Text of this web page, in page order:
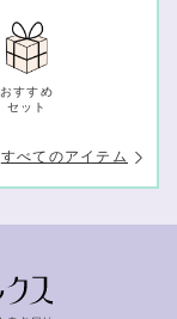
おすすめ
セット
すべてのアイテム